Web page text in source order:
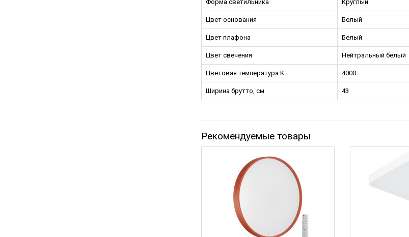
Форма светильника Круглый
Цвет основания Белый
Цвет плафона Белый
Цвет свечения Нейтральный белый
Цветовая температура K 4000
Ширина брутто, см 43
Рекомендуемые товары